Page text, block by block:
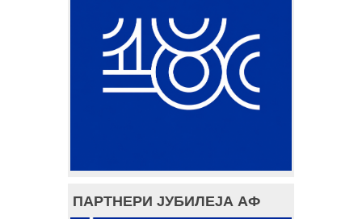
ПАРТНЕРИ ЈУБИЛЕЈА АФ